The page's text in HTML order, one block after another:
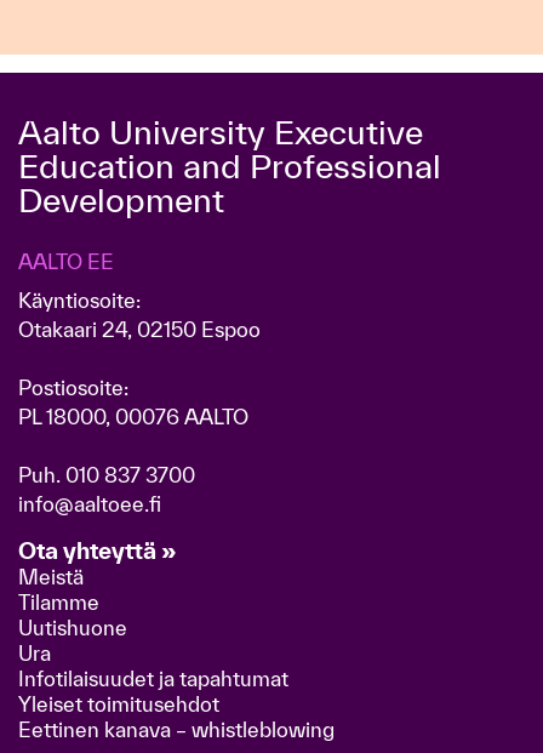
Aalto University Executive
Education and Professional
Development
AALTO EE
Käyntiosoite:
Otakaari 24, 02150 Espoo
Postiosoite:
PL 18000, 00076 AALTO
Puh. 010 837 3700
info@aaltoee.fi
Ota yhteyttä »
Meistä
Tilamme
Uutishuone
Ura
Infotilaisuudet ja tapahtumat
Yleiset toimitusehdot
Eettinen kanava – whistleblowing